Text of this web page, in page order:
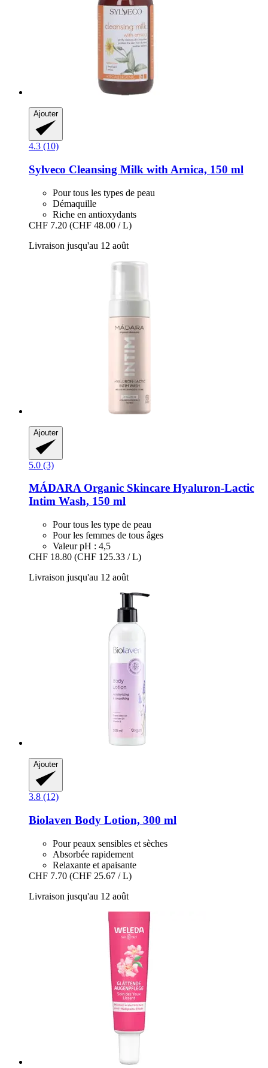
Ajouter
4.3 (10)
Sylveco Cleansing Milk with Arnica, 150 ml
Pour tous les types de peau
Démaquille
Riche en antioxydants
CHF 7.20 (CHF 48.00 / L)
Livraison jusqu'au 12 août
Ajouter
5.0 (3)
MÁDARA Organic Skincare Hyaluron-​Lactic
Intim Wash, 150 ml
Pour tous les type de peau
Pour les femmes de tous âges
Valeur pH : 4,5
CHF 18.80 (CHF 125.33 / L)
Livraison jusqu'au 12 août
Ajouter
3.8 (12)
Biolaven Body Lotion, 300 ml
Pour peaux sensibles et sèches
Absorbée rapidement
Relaxante et apaisante
CHF 7.70 (CHF 25.67 / L)
Livraison jusqu'au 12 août